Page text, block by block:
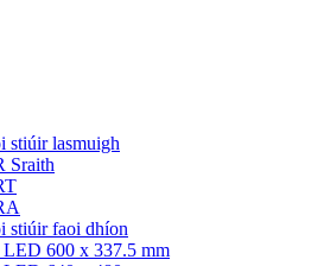
stiúir lasmuigh
Sraith
stiúir faoi dhíon
LED 600 x 337.5 mm